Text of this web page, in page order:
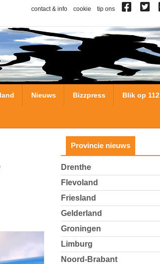
contact & info cookie tip ons
Nieuws Bizzpress Blik op 112
Provincie nieuws
Drenthe
Flevoland
Friesland
Gelderland
Groningen
Limburg
Noord-Brabant